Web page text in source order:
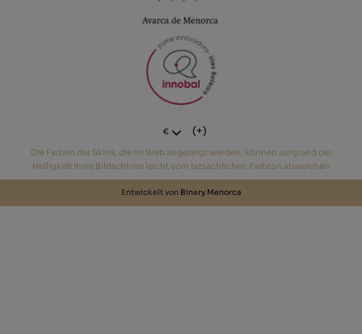
€ (+)
Die Farben der Skins, die im Web angezeigt werden, können aufgrund der
Helligkeit Ihres Bildschirms leicht vom tatsächlichen Farbton abweichen
Entwickelt von Binary Menorca